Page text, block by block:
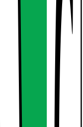
x 20 mm